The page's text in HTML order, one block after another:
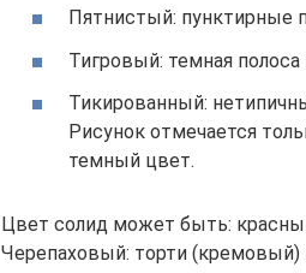
Пятнистый: пунктирные
Тигровый: темная
Тикированный:
Рисунок отмечается
темный цвет.
Цвет солид может быть:
Черепаховый: торти (кремовый)